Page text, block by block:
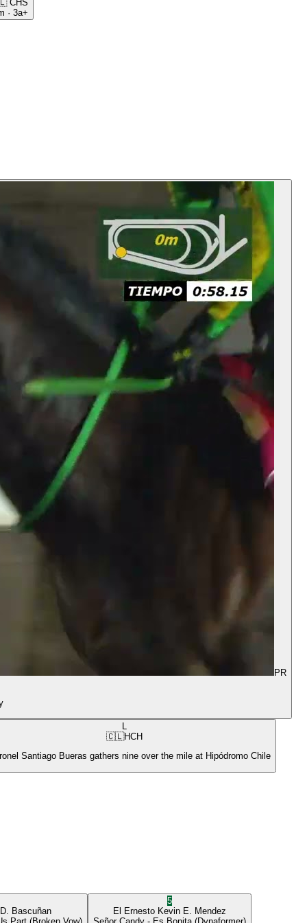
CHS
· 3a+
PR
L
🇨🇱HCH
Santiago Bueras gathers nine over the mile at Hipódromo Chile
Bascuñan
5
El Ernesto Kevin E. Mendez